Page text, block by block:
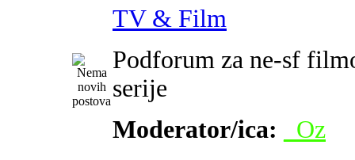
TV & Film
Podforum za ne-sf
serije
Moderator/ica:
_Oz